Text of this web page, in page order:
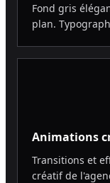
Fond gris
plan.
Animations
Transitions et
créatif de